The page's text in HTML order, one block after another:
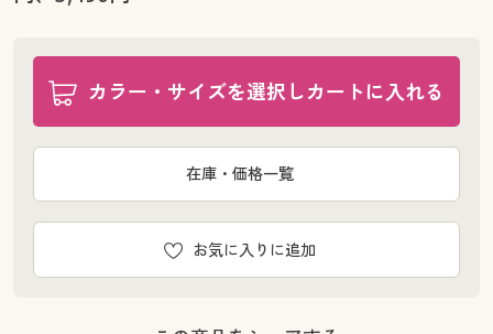
カラー・サイズを選択しカートに入れる
お気に入りに追加
在庫・価格一覧